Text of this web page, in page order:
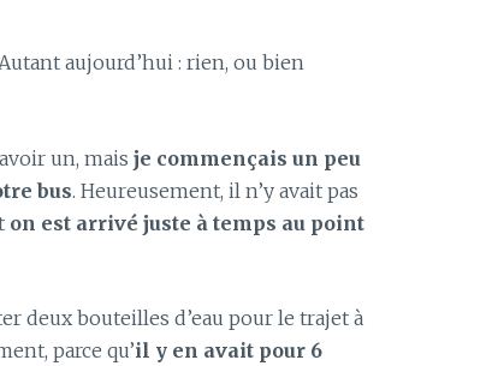
aujourd’hui : rien, ou bien
un, mais je commençais un peu
bus. Heureusement, il n’y avait pas
on est arrivé juste à temps au point
deux bouteilles d’eau pour le trajet à
parce qu’il y en avait pour 6